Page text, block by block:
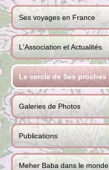
Ses voyages en France
L'Association et Actualités
Le cercle de Ses proches
Galeries de Photos
Publications
Meher Baba dans le monde